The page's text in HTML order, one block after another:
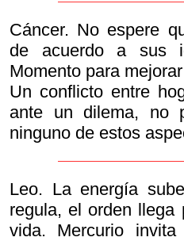
Cáncer. No espere
de acuerdo a sus
Momento para
Un conflicto entre
ante un dilema, no
ninguno de estos
Leo. La energía
regula, el orden llega
vida. Mercurio